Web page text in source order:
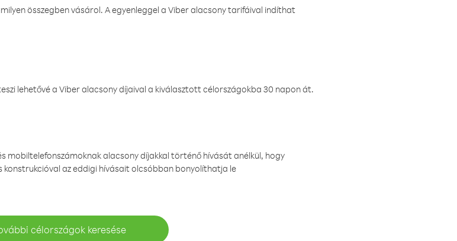
összegben vásárol. A egyenleggel a Viber alacsony tarifáival indíthat
lehetővé a Viber alacsony díjaival a kiválasztott célországokba 30 napon át.
mobiltelefonszámoknak alacsony díjakkal történő hívását anélkül, hogy
konstrukcióval az eddigi hívásait olcsóbban bonyolíthatja le
célországok keresése